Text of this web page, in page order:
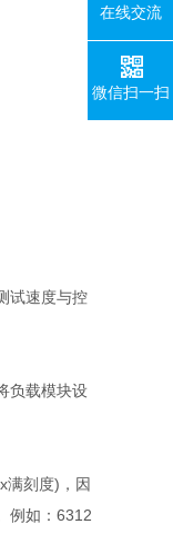
试速度与控
负载模块设
满刻度) ，因
例如： 6312
在线交流
微信扫一扫